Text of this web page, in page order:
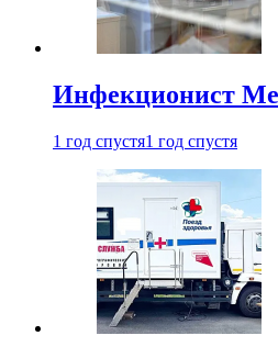
Инфекционист
1 год спустя1 год спустя